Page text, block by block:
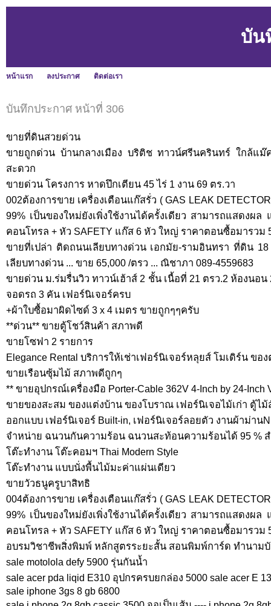
บัน
หน้าแรก ลงประกาศ ติดต่อเรา
บันทึกประกาศ หน้าที่ 306
ขายที่ดินสวยด่วน
ขายถูกด่วน บ้านกลางเมือง บริติช ทาวน์ศรีนครินทร์ ใกล้แ
สะดวก
ขายด่วน โครงการ หาดปึกเตียน 45 ไร่ 1 งาน 69 ตร.วา
002ต้องการขาย เครื่องเตือนแก๊สรั่ว ( GAS LEAK
99% เป็นของใหม่ยังเพิ่งใช้งานได้ครั้งเดียว สามารถแสดงผ
คอนโทรล + หัว SAFETY แก๊ส 6 หัว ใหญ่ ราคาตอนซื้อมารวม
ขายที่เปล่า ติดถนนเลียบทางด่วน เอกมัย-รามอินทรา ที่ดิน
เลียบทางด่วน ... ขาย 65,000 /ตรว ... ณิชาภา 089-4559683
ขายด่วน ม.ร่มรื่นวิว ทาวน์เฮ้าส์ 2 ชั้น เนื้อที่ 21 ตรว.2 ห้องนอ
จอดรถ 3 คัน เฟอร์นิเจอร์ครบ
+ผ้าใบซื้อมาผิดไซด์ 3 x 4 เมตร ขายถูกๆๆครับ
**ด่วน** ขายตู้โชว์สินค้า สภาพดี
ขายโซฟา 2 รายการ
Elegance Rental บริการให้เช่าเฟอร์นิเจอร์หลุยส์ โมเดิร์น ขอ
ขายเรือนซุ้มไม้ สภาพดีถูกๆ
** ขายอุปกรณ์เครื่องมือ Porter-Cable 362V 4-Inch by 24-Inch
ขายของสะสม ของแต่งบ้าน ของโบราณ เฟอร์นิเจอไม้เก่า ตู้ไม้
ออกแบบ เฟอร์นิเจอร์ Built-in, เฟอร์นิเจอร์ลอยตัว งานผ้าม่าน
จำหน่าย ฉนวนกันความร้อน ฉนวนสะท้อนความร้อนได้ 95 %
โต๊ะทำงาน โต๊ะคอมฯ Thai Modern Style
โต๊ะทำงาน แบบนั่งพื้นไม้มะค่าแผ่นเดียว
ขายวัวธนูครูบาสิทธิ
004ต้องการขาย เครื่องเตือนแก๊สรั่ว ( GAS LEAK
99% เป็นของใหม่ยังเพิ่งใช้งานได้ครั้งเดียว สามารถแสดงผ
คอนโทรล + หัว SAFETY แก๊ส 6 หัว ใหญ่ ราคาตอนซื้อมารวม
อบรมวิชาชีพสิ่งพิมพ์ หลักสูตรระยะสั้น สอนพิมพ์การ์ด ทำนาม
sale motolola defy 5900 รุ่นกันน้ำ
sale acer pda liqid E310 อุปกรครบยกล่อง 5000 sale acer E
sale iphone 3gs 8 gb 6800